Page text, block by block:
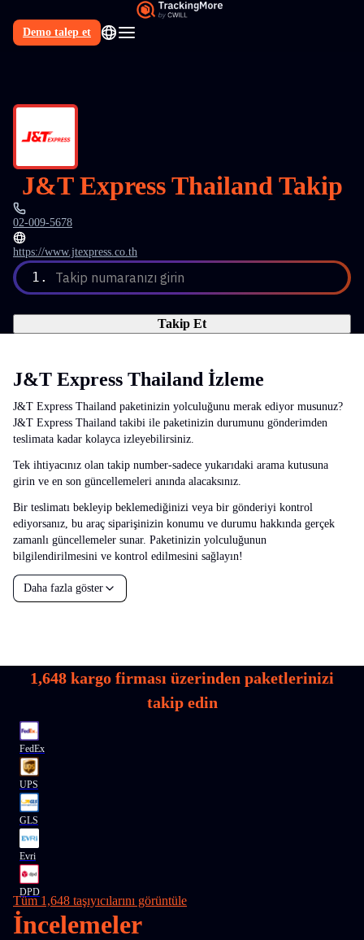
Demo talep et
J&T Express Thailand Takip
02-009-5678
https://www.jtexpress.co.th
1. Takip numaranızı girin
Takip Et
J&T Express Thailand İzleme
J&T Express Thailand paketinizin yolculuğunu merak ediyor musunuz?
J&T Express Thailand takibi ile paketinizin durumunu gönderimden
teslimata kadar kolayca izleyebilirsiniz.
Tek ihtiyacınız olan takip number-sadece yukarıdaki arama kutusuna
girin ve en son güncellemeleri anında alacaksınız.
Bir teslimatı bekleyip beklemediğinizi veya bir gönderiyi kontrol
ediyorsanız, bu araç siparişinizin konumu ve durumu hakkında gerçek
zamanlı güncellemeler sunar. Paketinizin yolculuğunun
bilgilendirilmesini ve kontrol edilmesini sağlayın!
Daha fazla göster
1,648 kargo firması üzerinden paketlerinizi
takip edin
FedEx
UPS
GLS
Evri
DPD
Tüm 1,648 taşıyıcılarını görüntüle
İncelemeler